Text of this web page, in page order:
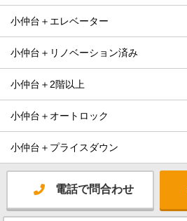
小仲台＋エレベーター
小仲台＋リノベーション済み
小仲台＋2階以上
小仲台＋オートロック
小仲台＋プライスダウン
電話で問合わせ